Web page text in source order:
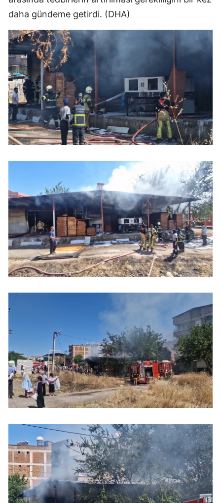
daha gündeme getirdi. (DHA)